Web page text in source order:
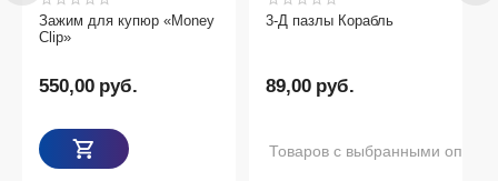
Зажим для купюр «Money
Clip»
550,00 руб.
3-Д пазлы Корабль
89,00 руб.
Товаров с выбранными